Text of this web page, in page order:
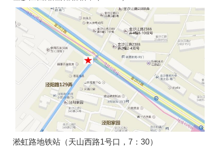
淞虹路地铁站（天山西路1号口，7：30）